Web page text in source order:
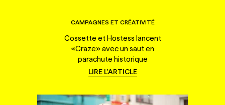
CAMPAGNES ET CRÉATIVITÉ
Cossette et Hostess lancent
«Craze» avec un saut en
parachute historique
LIRE L'ARTICLE